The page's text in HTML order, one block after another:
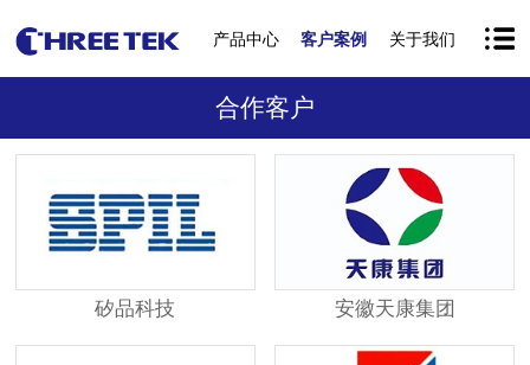
产品中心 客户案例 关于我们
合作客户
矽品科技 安徽天康集团